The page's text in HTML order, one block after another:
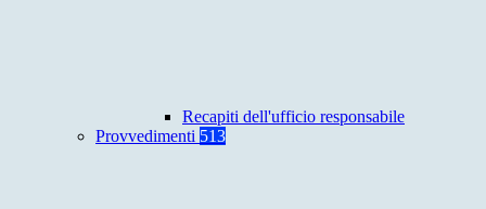
Recapiti dell'ufficio responsabile
Provvedimenti 513